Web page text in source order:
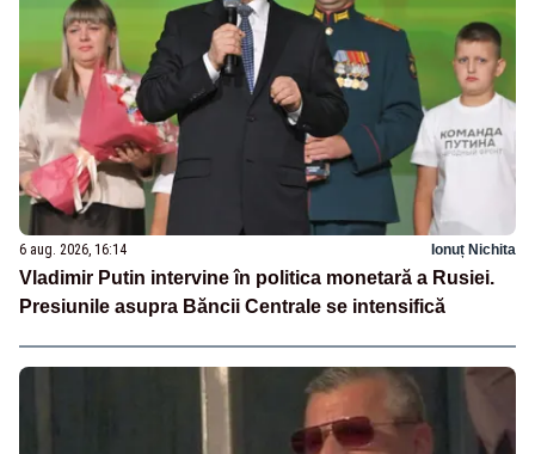
6 aug. 2026, 16:14 Ionuț Nichita
Vladimir Putin intervine în politica monetară a Rusiei.
Presiunile asupra Băncii Centrale se intensifică